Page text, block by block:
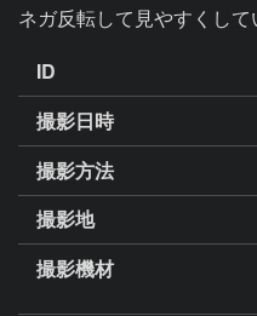
ネガ反転して見やすくして
ID
撮影日時
撮影方法
撮影地
撮影機材